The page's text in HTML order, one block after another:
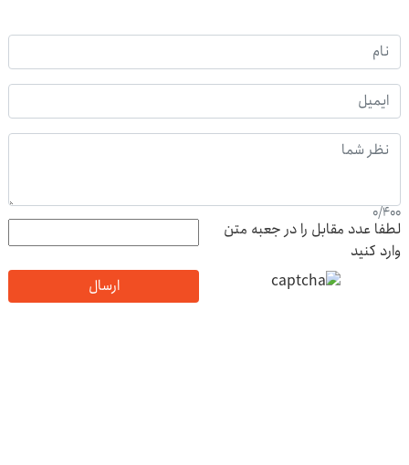
0/400
لطفا عدد مقابل را در جعبه متن
وارد کنید
ارسال